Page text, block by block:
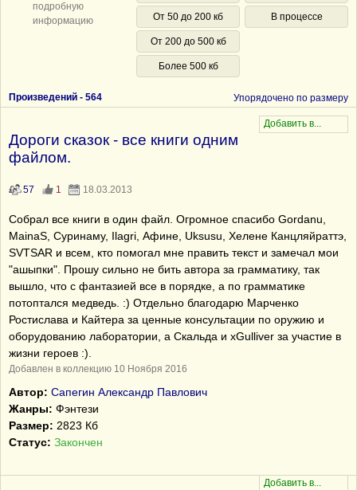
подробную
информацию
От 50 до 200 кб
От 200 до 500 кб
Более 500 кб
В процессе
Произведений - 564 Упорядочено по размеру
Дороги сказок - все книги одним
файлом.
57 1 18.03.2013
Собрал все книги в один файл. Огромное спасибо Gordanu,
MainaS, Суринаму, Ilagri, Афине, Uksusu, Хелене Канцляйраттэ,
SVTSAR и всем, кто помогал мне править текст и замечал мои
"ашыпки". Прошу сильно не бить автора за грамматику, так
вышло, что с фантазией все в порядке, а по грамматике
потоптался медведь. :) Отдельно благодарю Марченко
Ростислава и Кайтера за ценные консультации по оружию и
оборудованию лаборатории, а Скальда и xGulliver за участие в
жизни героев :).
Добавлен в коллекцию 10 Ноября 2016
Автор: Сапегин Александр Павлович
Жанры: Фэнтези
Размер: 2823 Кб
Статус: Закончен